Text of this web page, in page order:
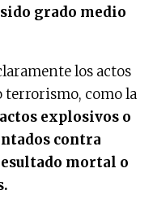
grado medio
los actos
terrorismo, como la
explosivos o
contra
mortal o